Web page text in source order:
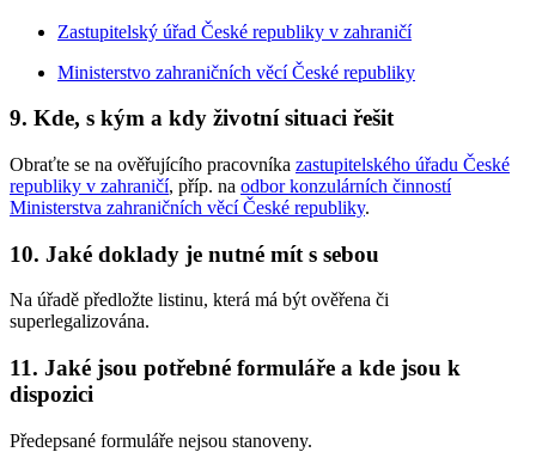
Zastupitelský úřad České republiky v zahraničí
Ministerstvo zahraničních věcí České republiky
9. Kde, s kým a kdy životní situaci řešit
Obraťte se na ověřujícího pracovníka zastupitelského úřadu České
republiky v zahraničí, příp. na odbor konzulárních činností
Ministerstva zahraničních věcí České republiky.
10. Jaké doklady je nutné mít s sebou
Na úřadě předložte listinu, která má být ověřena či
superlegalizována.
11. Jaké jsou potřebné formuláře a kde jsou k
dispozici
Předepsané formuláře nejsou stanoveny.